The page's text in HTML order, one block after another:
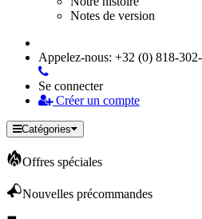
Notes de version
Appelez-nous: +32 (0) 818-
Se connecter
Créer un compte
Catégories
Offres spéciales
Nouvelles précommandes